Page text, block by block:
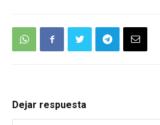
Dejar respuesta